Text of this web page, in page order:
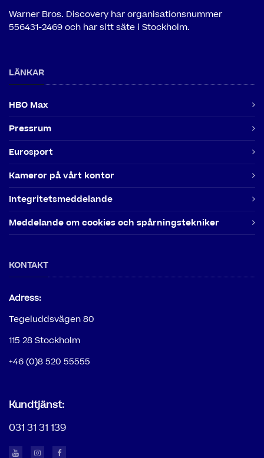
Warner Bros. Discovery har organisationsnummer
556431-2469 och har sitt säte i Stockholm.
LÄNKAR
HBO Max
Pressrum
Eurosport
Kameror på vårt kontor
Integritetsmeddelande
Meddelande om cookies och spårningstekniker
KONTAKT
Adress:
Tegeluddsvägen 80
115 28 Stockholm
+46 (0)8 520 55555
Kundtjänst:
031 31 31 139